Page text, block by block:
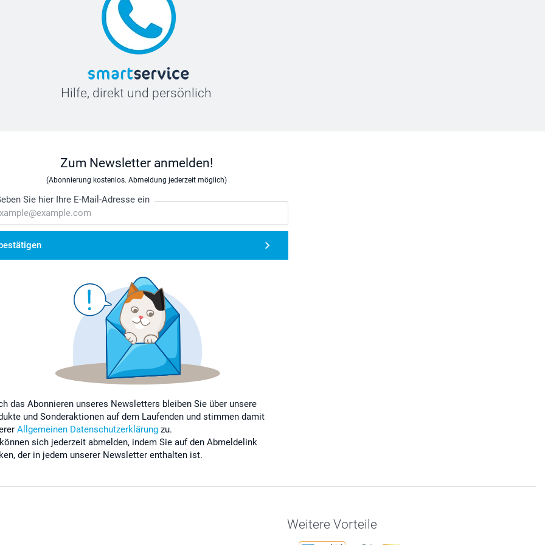
Hilfe, direkt und persönlich
Zum Newsletter anmelden!
(Abonnierung kostenlos. Abmeldung jederzeit möglich)
Sie hier Ihre E-Mail-Adresse ein
das Abonnieren unseres Newsletters bleiben Sie über unsere
und Sonderaktionen auf dem Laufenden und stimmen damit
Allgemeinen Datenschutzerklärung zu.
sich jederzeit abmelden, indem Sie auf den Abmeldelink
der in jedem unserer Newsletter enthalten ist.
Weitere Vorteile